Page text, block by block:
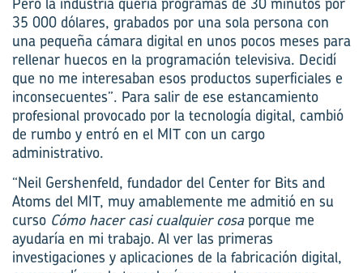
35 000 dólares, grabados por una sola persona con
una pequeña cámara digital en unos pocos meses para
rellenar huecos en la programación televisiva. Decidí
que no me interesaban esos productos superficiales e
inconsecuentes”. Para salir de ese estancamiento
profesional provocado por la tecnología digital, cambió
de rumbo y entró en el MIT con un cargo
administrativo.
“Neil Gershenfeld, fundador del Center for Bits and
Atoms del MIT, muy amablemente me admitió en su
curso Cómo hacer casi cualquier cosaporque me
ayudaría en mi trabajo. Al ver las primeras
investigaciones y aplicaciones de la fabricación digital,